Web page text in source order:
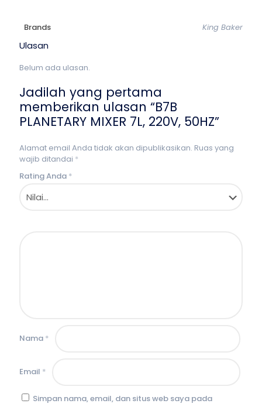
Brands King Baker
Ulasan
Belum ada ulasan.
Jadilah yang pertama
memberikan ulasan “B7B
PLANETARY MIXER 7L, 220V, 50HZ”
Alamat email Anda tidak akan dipublikasikan. Ruas yang
wajib ditandai *
Rating Anda *
Nama *
Email *
Simpan nama, email, dan situs web saya pada